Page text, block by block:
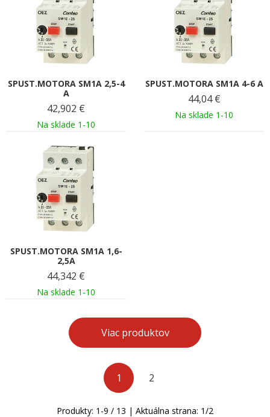
SPUST.MOTORA SM1A 2,5-4
A
42,902 €
Na sklade 1-10
SPUST.MOTORA SM1A 4-6 A
44,04 €
Na sklade 1-10
SPUST.MOTORA SM1A 1,6-
2,5A
44,342 €
Na sklade 1-10
Viac produktov
1 2
Produkty: 1 -9 / 13 | Aktuálna strana: 1/2